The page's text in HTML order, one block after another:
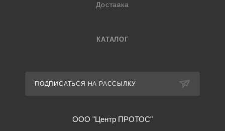
Доставка
КАТАЛОГ
ПОДПИСАТЬСЯ НА РАССЫЛКУ
ООО "Центр ПРОТОС"